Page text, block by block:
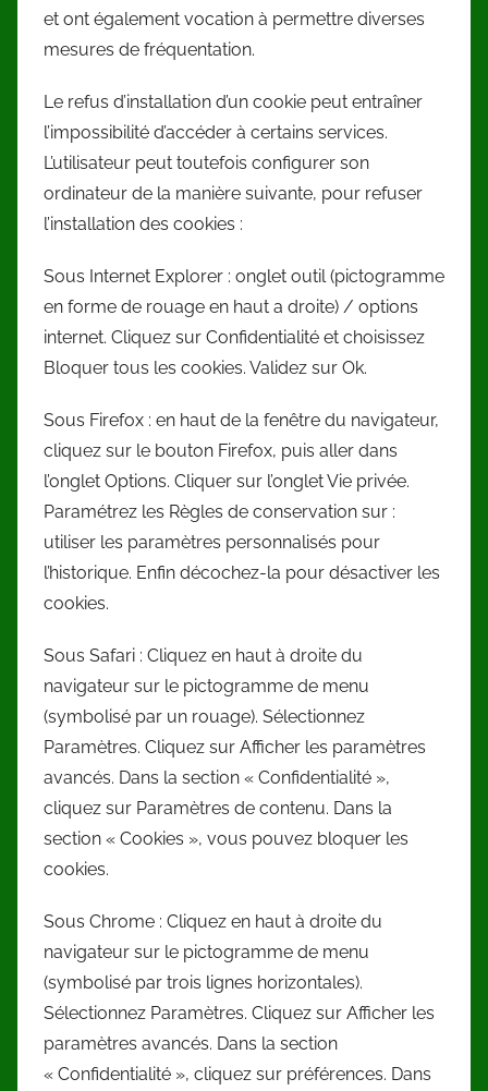
et ont également vocation à permettre diverses
mesures de fréquentation.
Le refus d’installation d’un cookie peut entraîner
l’impossibilité d’accéder à certains services.
L’utilisateur peut toutefois configurer son
ordinateur de la manière suivante, pour refuser
l’installation des cookies :
Sous Internet Explorer : onglet outil (pictogramme
en forme de rouage en haut a droite) / options
internet. Cliquez sur Confidentialité et choisissez
Bloquer tous les cookies. Validez sur Ok.
Sous Firefox : en haut de la fenêtre du navigateur,
cliquez sur le bouton Firefox, puis aller dans
l’onglet Options. Cliquer sur l’onglet Vie privée.
Paramétrez les Règles de conservation sur :
utiliser les paramètres personnalisés pour
l’historique. Enfin décochez-la pour désactiver les
cookies.
Sous Safari : Cliquez en haut à droite du
navigateur sur le pictogramme de menu
(symbolisé par un rouage). Sélectionnez
Paramètres. Cliquez sur Afficher les paramètres
avancés. Dans la section « Confidentialité »,
cliquez sur Paramètres de contenu. Dans la
section « Cookies », vous pouvez bloquer les
cookies.
Sous Chrome : Cliquez en haut à droite du
navigateur sur le pictogramme de menu
(symbolisé par trois lignes horizontales).
Sélectionnez Paramètres. Cliquez sur Afficher les
paramètres avancés. Dans la section
« Confidentialité », cliquez sur préférences. Dans